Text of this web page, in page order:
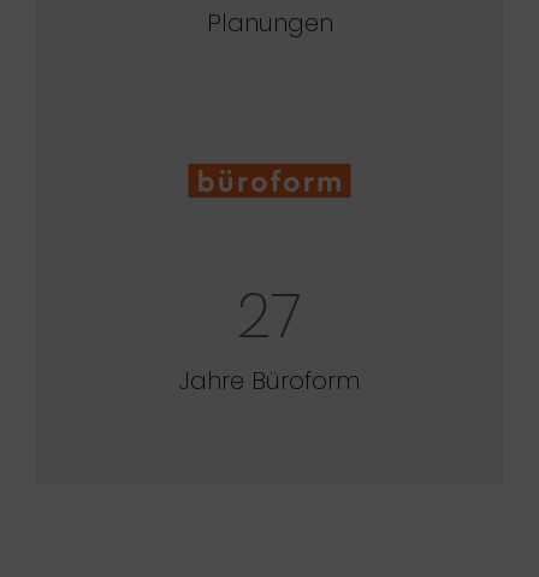
Planungen
27
Jahre Büroform